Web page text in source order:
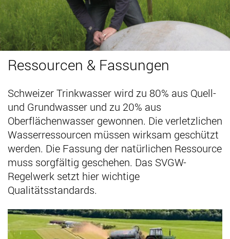
Ressourcen & Fassungen
Schweizer Trinkwasser wird zu 80% aus Quell-
und Grundwasser und zu 20% aus
Oberflächenwasser gewonnen. Die verletzlichen
Wasserressourcen müssen wirksam geschützt
werden. Die Fassung der natürlichen Ressource
muss sorgfältig geschehen. Das SVGW-
Regelwerk setzt hier wichtige
Qualitätsstandards.